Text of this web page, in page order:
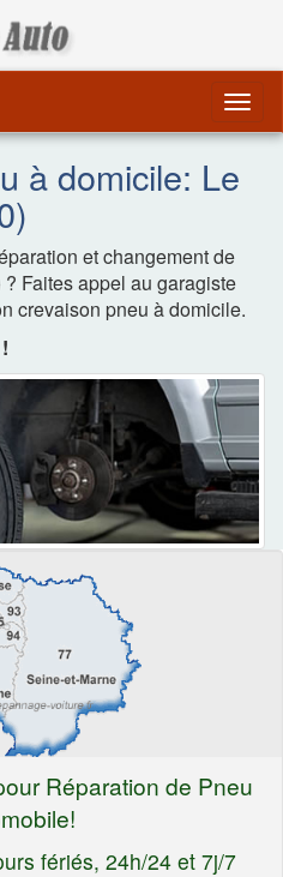
à domicile: Le
et changement de
Faites appel au garagiste
crevaison pneu à domicile.
Réparation de Pneu
fériés, 24h/24 et 7j/7